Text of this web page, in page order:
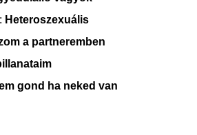
Heteroszexuális
a partneremben
gond ha neked van